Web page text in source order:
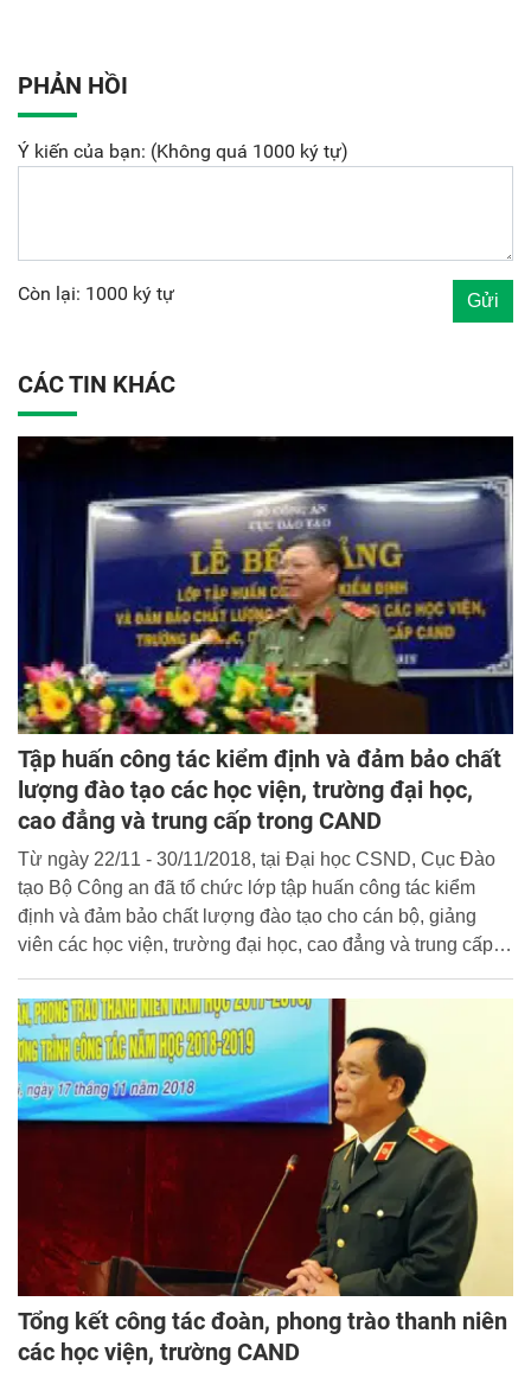
PHẢN HỒI
Ý kiến của bạn: (Không quá 1000 ký tự)
Còn lại: 1000 ký tự
CÁC TIN KHÁC
Tập huấn công tác kiểm định và đảm bảo chất
lượng đào tạo các học viện, trường đại học,
cao đẳng và trung cấp trong CAND
Từ ngày 22/11 - 30/11/2018, tại Đại học CSND, Cục Đào
tạo Bộ Công an đã tổ chức lớp tập huấn công tác kiểm
định và đảm bảo chất lượng đào tạo cho cán bộ, giảng
viên các học viện, trường đại học, cao đẳng và trung cấp
trưởng Cục Đào tạo dự và chủ trì lễ khai giảng.
Tổng kết công tác đoàn, phong trào thanh niên
các học viện, trường CAND